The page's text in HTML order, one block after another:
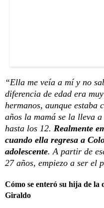
“Ella me veía a mí y no
diferencia de edad era
hermanos, aunque estaba
años la mamá se la lleva
hasta los 12. Realmente
cuando ella regresa a
adolescente. A partir de
27 años, empiezo a ser el
Cómo se enteró su hija de la
Giraldo